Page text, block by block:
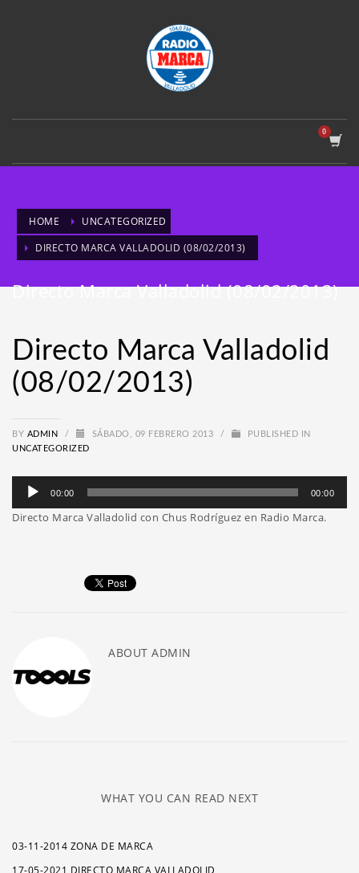
HOME
UNCATEGORIZED
DIRECTO MARCA VALLADOLID (08/02/2013)
Directo Marca Valladolid (08/02/2013)
Directo Marca Valladolid
(08/02/2013)
BY ADMIN / SÁBADO, 09 FEBRERO 2013 /
PUBLISHED IN
UNCATEGORIZED
Reproductor
audio
00:00 00:00
Directo Marca Valladolid con Chus Rodríguez en Radio Marca.
ABOUT ADMIN
WHAT YOU CAN READ NEXT
03-11-2014 ZONA DE MARCA
17-05-2021 DIRECTO MARCA VALLADOLID